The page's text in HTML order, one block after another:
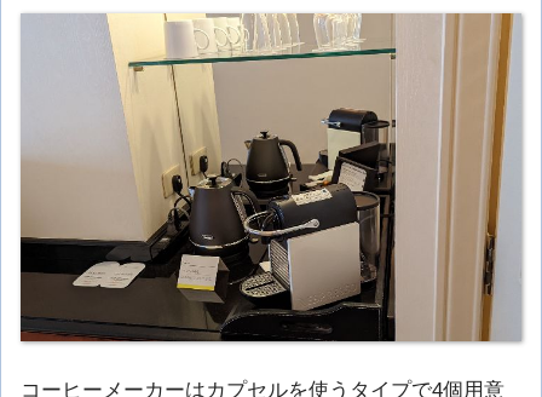
コーヒーメーカーはカプセルを使うタイプで4個用意